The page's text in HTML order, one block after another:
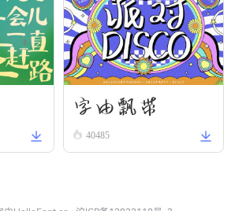
字由飘带
40485